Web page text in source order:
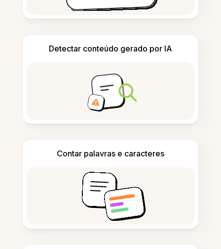
Detectar conteúdo gerado por IA
Contar palavras e caracteres